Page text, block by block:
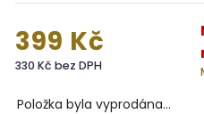
399 Kč
330 Kč bez DPH
Položka byla vyprodána…